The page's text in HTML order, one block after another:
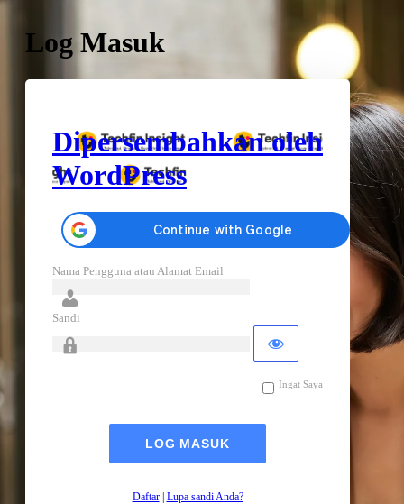
Log Masuk
Dipersembahkan oleh
WordPress
Nama Pengguna atau Alamat Email
Sandi
Ingat Saya
Daftar| Lupa sandi Anda?